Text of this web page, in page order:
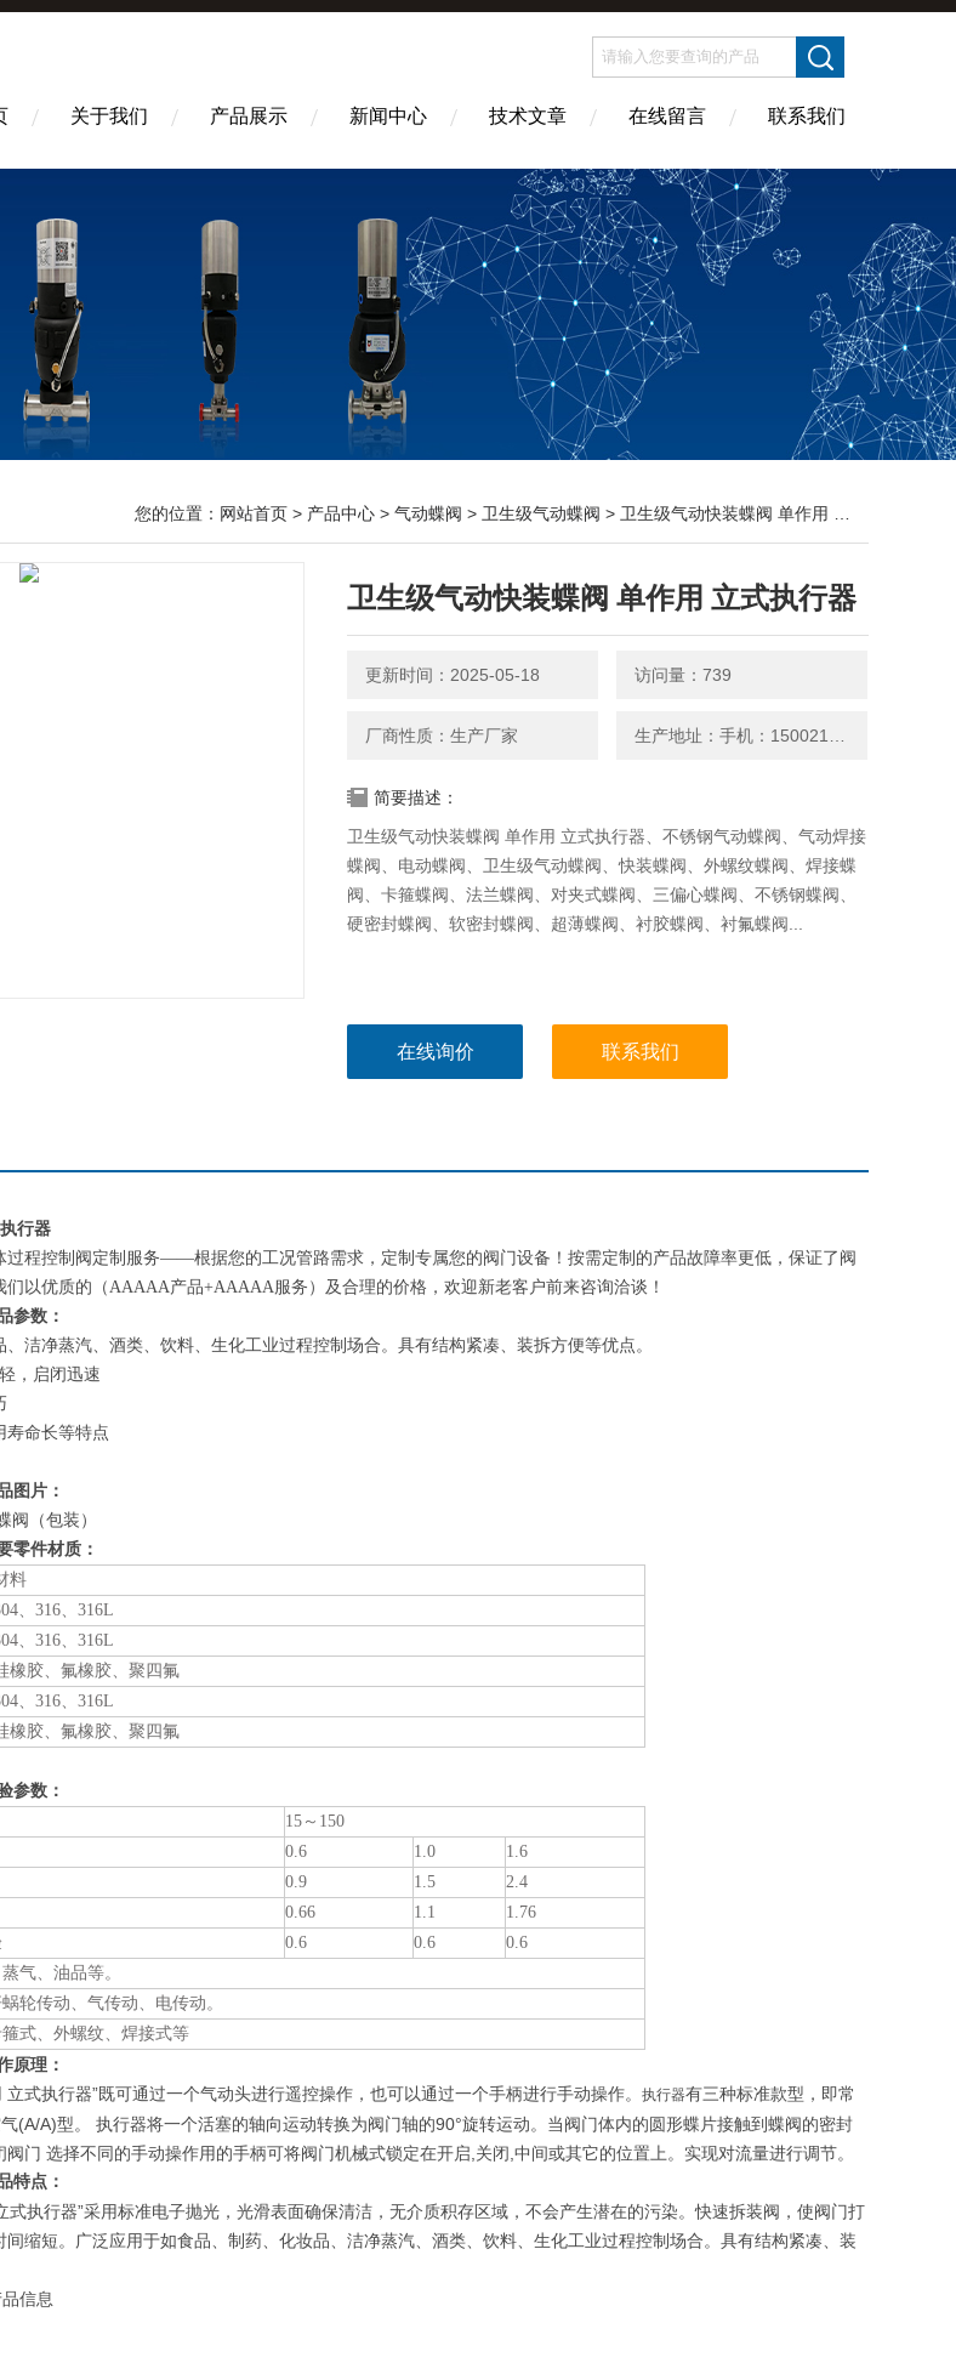
关于我们 产品展示 新闻中心 技术文章 在线留言 联系我们
您的位置： 网站首页 > 产品中心 > 气动蝶阀 > 卫生级气动蝶阀 > 卫生级气动快装蝶阀 单作用 立式执行器
卫生级气动快装蝶阀 单作用 立式执行器
更新时间：2025-05-18 访问量：739
厂商性质：生产厂家
简要描述：
卫生级气动快装蝶阀 单作用 立式执行器、不锈钢气动蝶阀、气动焊接
蝶阀、电动蝶阀、卫生级气动蝶阀、快装蝶阀、外螺纹蝶阀、焊接蝶
阀、卡箍蝶阀、法兰蝶阀、对夹式蝶阀、三偏心蝶阀、不锈钢蝶阀、
硬密封蝶阀、软密封蝶阀、超薄蝶阀、衬胶蝶阀、衬氟蝶阀...
在线询价 联系我们
行器
过程控制阀定制服务——根据您的工况管路需求，定制专属您的阀门设备！按需定制的产品故障率更低，保证了阀
以优质的（AAAAA产品+AAAAA服务）及合理的价格，欢迎新老客户前来咨询洽谈！
参数：
洁净蒸汽、酒类、饮料、生化工业过程控制场合。具有结构紧凑、装拆方便等优点。
，启闭迅速
命长等特点
图片：
零件材质：
料
、316、316L
、316、316L
橡胶、氟橡胶、聚四氟
、316、316L
橡胶、氟橡胶、聚四氟
参数：
15～150
0.6 1.0 1.6
0.9 1.5
2.4
0.66 1.1
1.76
0.6 0.6
0.6
气、油品等。
轮传动、气传动、电传动。
式、外螺纹、焊接式等
原理：
立式执行器”既可通过一个气动头进行遥控操作，也可以通过一个手柄进行手动操作。 执行器有三种标准款型，即常
(A/A)型。 执行器将一个活塞的轴向运动转换为阀门轴的90°旋转运动。当阀门体内的圆形蝶片接触到蝶阀的密封
门 选择不同的手动操作用的手柄可将阀门机械式锁定在开启,关闭,中间或其它的位置上。实现对流量进行调节。
特点：
式执行器”采用标准电子抛光，光滑表面确保清洁，无介质积存区域，不会产生潜在的污染。快速拆装阀，使阀门打
缩短。广泛应用于如食品、制药、化妆品、洁净蒸汽、酒类、饮料、生化工业过程控制场合。具有结构紧凑、装
信息